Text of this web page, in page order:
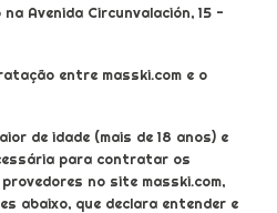
Avenida Circunvalación, 15 -
entre masski.com e o
de idade (mais de 18 anos) e
para contratar os
no site masski.com,
abaixo, que declara entender e